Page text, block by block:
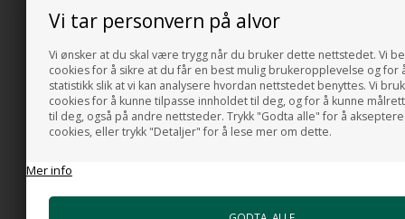
Vi tar personvern på alvor
Vi ønsker at du skal være trygg når du bruker dette nettstedet. Vi
cookies for å sikre at du får en best mulig brukeropplevelse og for
statistikk slik at vi kan analysere hvordan nettstedet benyttes. Vi
cookies for å kunne tilpasse innholdet til deg, og for å kunne
til deg, også på andre nettsteder. Trykk "Godta alle" for å
cookies, eller trykk "Detaljer" for å lese mer om dette.
Mer info
Ciclo wall II 47 x 53 - Servant
til vegg i hvitt porselen
5.107,00 NOK
Stratos H 45x26 - Liten
servant i hvitt porselen
2.282,00 NOK